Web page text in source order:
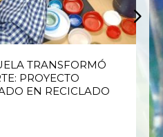
TRANSFORMÓ
PROYECTO
EN RECICLADO